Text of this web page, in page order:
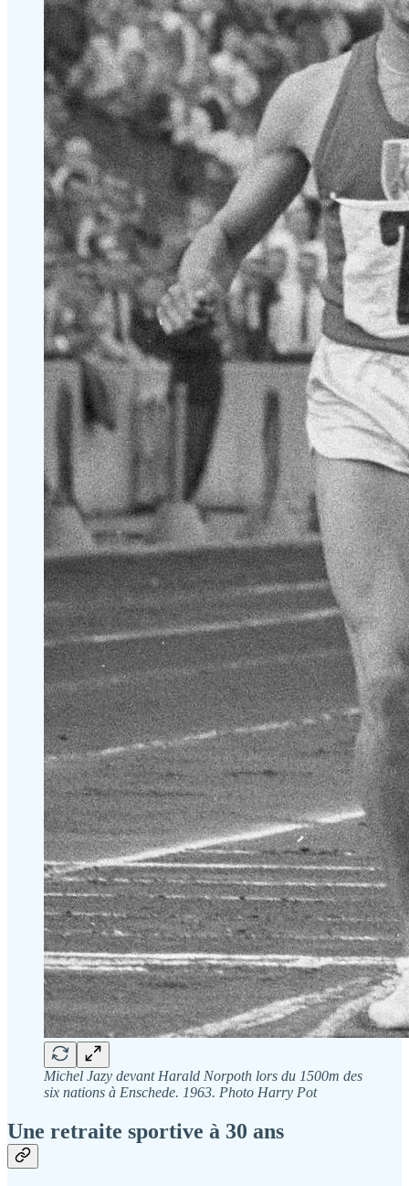
Michel Jazy devant Harald Norpoth lors du 1500m des
six nations à Enschede. 1963. Photo Harry Pot
Une retraite sportive à 30 ans